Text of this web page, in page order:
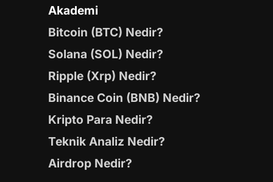
Akademi
Bitcoin (BTC) Nedir?
Solana (SOL) Nedir?
Ripple (Xrp) Nedir?
Binance Coin (BNB) Nedir?
Kripto Para Nedir?
Teknik Analiz Nedir?
Airdrop Nedir?